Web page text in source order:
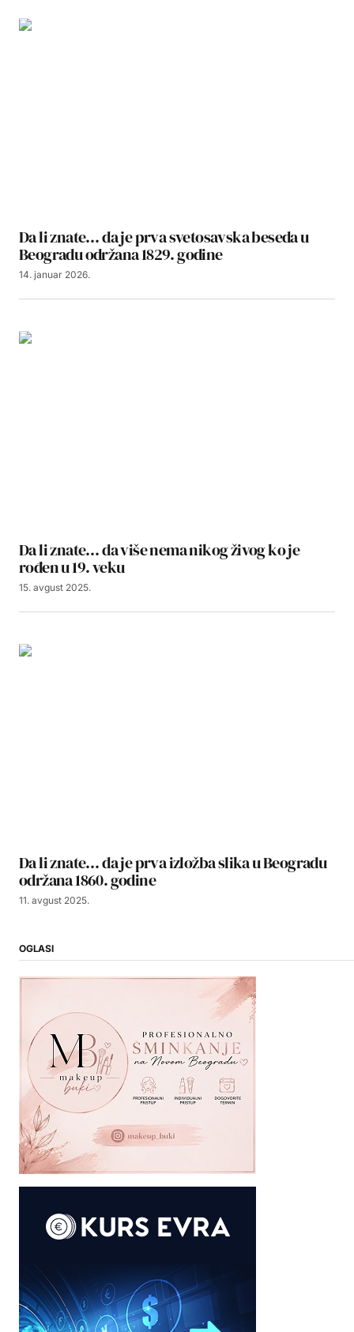
Da li znate… da je prva svetosavska beseda u
Beogradu održana 1829. godine
14. januar 2026.
Da li znate… da više nema nikog živog ko je
rođen u 19. veku
15. avgust 2025.
Da li znate… da je prva izložba slika u Beogradu
održana 1860. godine
11. avgust 2025.
OGLASI